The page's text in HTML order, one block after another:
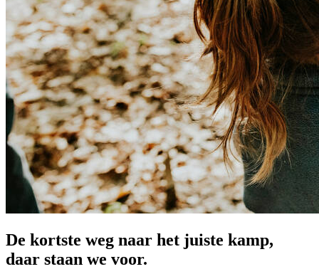
De kortste weg naar het juiste kamp,
daar staan we voor.